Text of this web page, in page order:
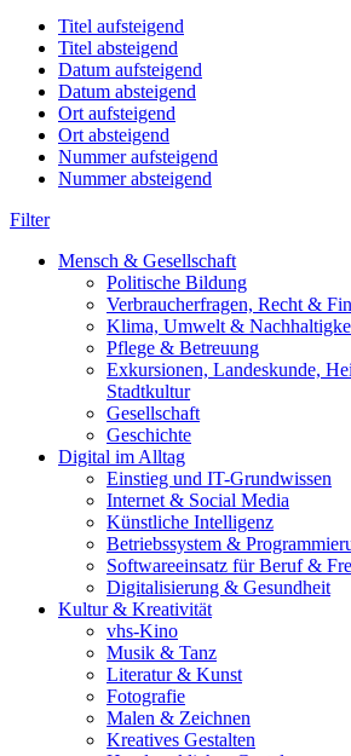
Titel aufsteigend
Titel absteigend
Datum aufsteigend
Datum absteigend
Ort aufsteigend
Ort absteigend
Nummer aufsteigend
Nummer absteigend
Filter
Mensch & Gesellschaft
Politische Bildung
Verbraucherfragen, Recht &
Klima, Umwelt &
Pflege & Betreuung
Exkursionen, Landeskunde,
Stadtkultur
Gesellschaft
Geschichte
Digital im Alltag
Einstieg und IT-Grundwissen
Internet & Social Media
Künstliche Intelligenz
Betriebssystem &
Softwareeinsatz für Beruf &
Digitalisierung & Gesundheit
Kultur & Kreativität
vhs-Kino
Musik & Tanz
Literatur & Kunst
Fotografie
Malen & Zeichnen
Kreatives Gestalten